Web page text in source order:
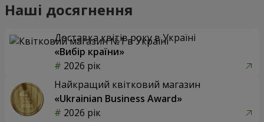
Наші досягнення
Доставка квітів року в Україні
«Вибір країни»
2026 рік
Найкращий квітковий магазин
«Ukrainian Business Award»
2026 рік